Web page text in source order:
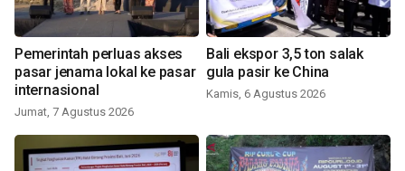
Pemerintah perluas akses
pasar jenama lokal ke pasar
internasional
Jumat, 7 Agustus 2026
Bali ekspor 3,5 ton salak
gula pasir ke China
Kamis, 6 Agustus 2026